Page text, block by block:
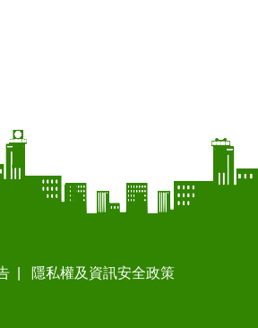
隱私權及資訊安全政策